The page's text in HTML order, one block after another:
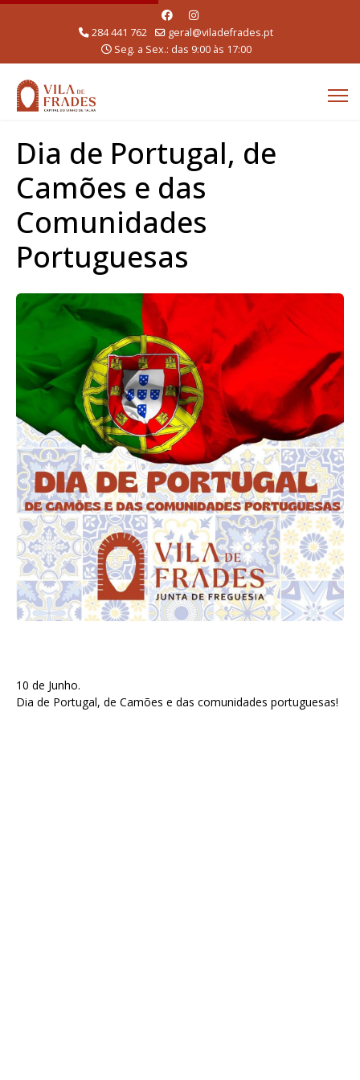
284 441 762
geral@viladefrades.pt
Seg. a Sex.: das 9:00 às 17:00
Dia de Portugal, de
Camões e das
Comunidades
Portuguesas
10 de Junho.
Dia de Portugal, de Camões e das comunidades portuguesas!